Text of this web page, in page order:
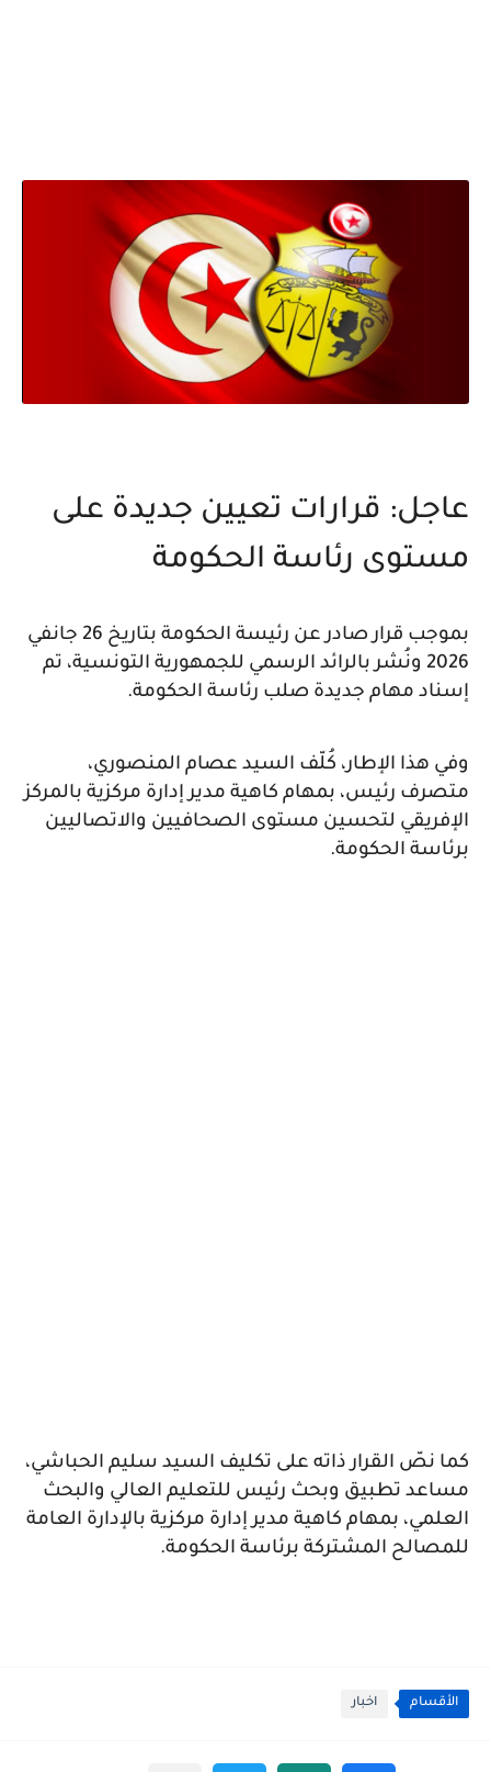
عاجل: قرارات تعيين جديدة على
مستوى رئاسة الحكومة
بموجب قرار صادر عن رئيسة الحكومة بتاريخ 26 جانفي
2026 ونُشر بالرائد الرسمي للجمهورية التونسية، تم
إسناد مهام جديدة صلب رئاسة الحكومة.
وفي هذا الإطار، كُلّف السيد عصام المنصوري،
متصرف رئيس، بمهام كاهية مدير إدارة مركزية بالمركز
الإفريقي لتحسين مستوى الصحافيين والاتصاليين
برئاسة الحكومة.
كما نصّ القرار ذاته على تكليف السيد سليم الحباشي،
مساعد تطبيق وبحث رئيس للتعليم العالي والبحث
العلمي، بمهام كاهية مدير إدارة مركزية بالإدارة العامة
للمصالح المشتركة برئاسة الحكومة.
الأقسام اخبار